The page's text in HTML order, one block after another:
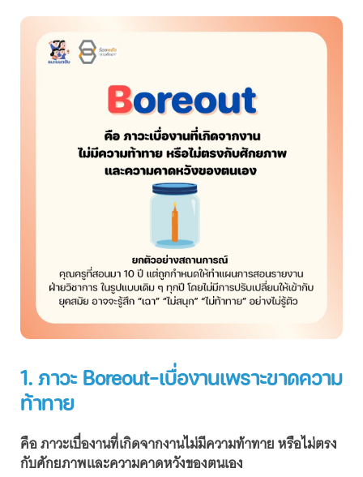
1. ภาวะ Boreout-เบื่องานเพราะขาดความ
ท้าทาย
คือ ภาวะเบื่องานที่เกิดจากงานไม่มีความท้าทาย หรือไม่ตรง
กับศักยภาพและความคาดหวังของตนเอง